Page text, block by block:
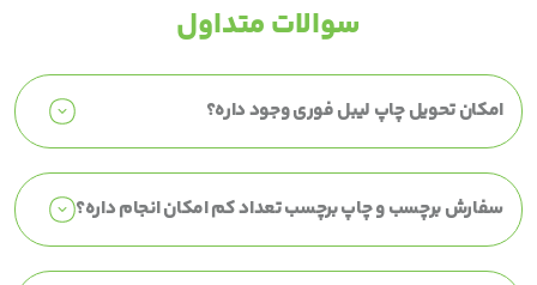
سوالات متداول
امکان تحویل چاپ لیبل فوری وجود داره؟
سفارش برچسب و چاپ برچسب تعداد کم امکان انجام داره؟